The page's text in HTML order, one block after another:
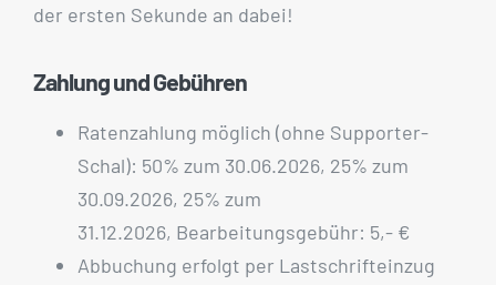
der ersten Sekunde an dabei!
Zahlung und Gebühren
Ratenzahlung möglich (ohne Supporter-
Schal): 50% zum 30.06.2026, 25% zum
30.09.2026, 25% zum
31.12.2026, Bearbeitungsgebühr: 5,- €
Abbuchung erfolgt per Lastschrifteinzug